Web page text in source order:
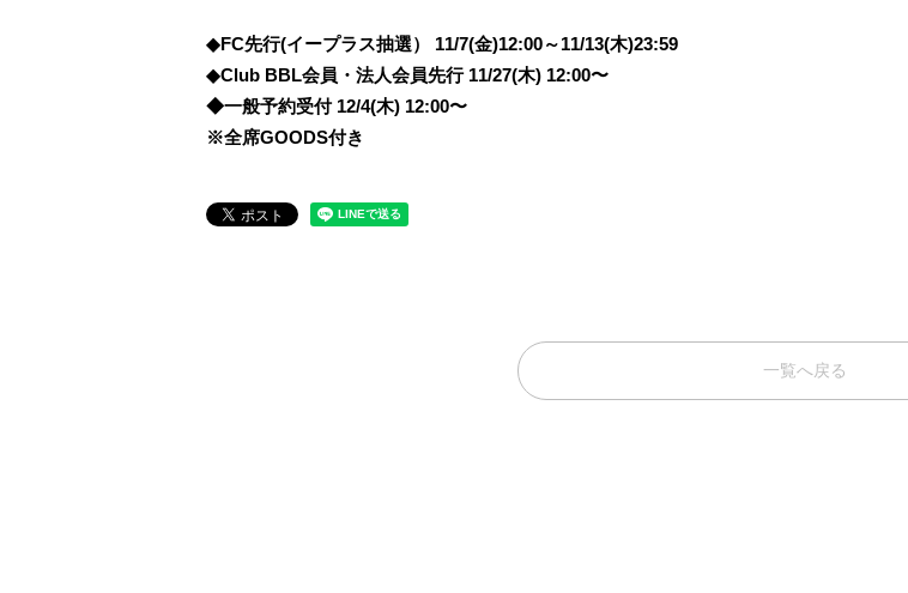
◆FC先行(イープラス抽選） 11/7(金)12:00～11/13(木)23:59
◆Club BBL会員・法人会員先行 11/27(木) 12:00〜
◆一般予約受付 12/4(木) 12:00〜
※全席GOODS付き
一覧へ戻る